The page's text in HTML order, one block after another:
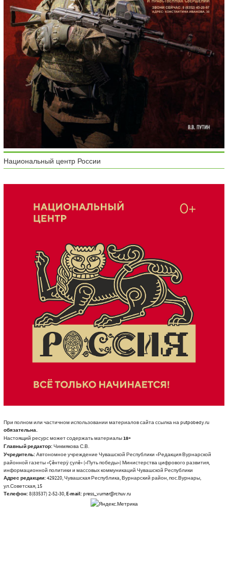
Национальный центр России
При полном или частичном использовании материалов сайта ссылка на putpobedy.ru
обязательна.
Настоящий ресурс может содержать материалы18+
Главный редактор:Чикмякова С.В.
Учредитель:Автономное учреждение Чувашской Республики «Редакция Вурнарской
районной газеты «Çĕнтерÿ çулĕ» («Путь победы») Министерства цифрового развития,
информационной политики и массовых коммуникаций Чувашской Республики
Адрес редакции:429220, Чувашская Республика, Вурнарский район, пос.Вурнары,
ул.Советская, 15
Телефон:8(83537) 2-52-30,E-mail:press_vurnar@rchuv.ru